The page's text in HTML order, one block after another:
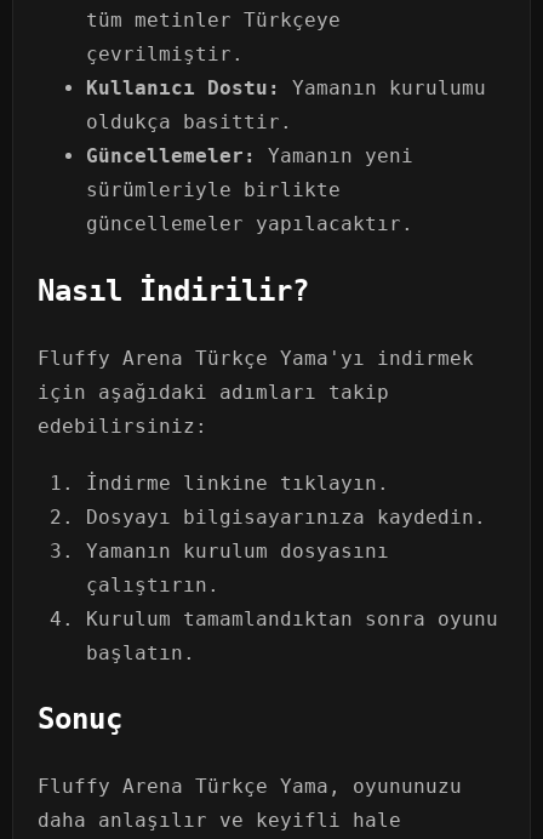
tüm metinler Türkçeye
çevrilmiştir.
Kullanıcı Dostu:
Yamanın kurulumu
oldukça basittir.
Güncellemeler:
Yamanın yeni
sürümleriyle birlikte
güncellemeler yapılacaktır.
Nasıl İndirilir?
Fluffy Arena Türkçe Yama'yı indirmek
için aşağıdaki adımları takip
edebilirsiniz:
İndirme linkine tıklayın.
Dosyayı bilgisayarınıza kaydedin.
Yamanın kurulum dosyasını
çalıştırın.
Kurulum tamamlandıktan sonra oyunu
başlatın.
Sonuç
Fluffy Arena Türkçe Yama, oyununuzu
daha anlaşılır ve keyifli hale